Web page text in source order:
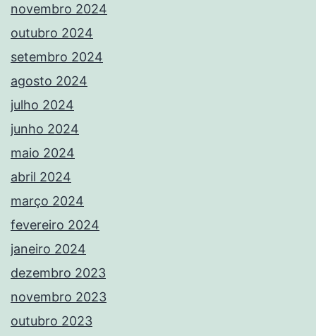
novembro 2024
outubro 2024
setembro 2024
agosto 2024
julho 2024
junho 2024
maio 2024
abril 2024
março 2024
fevereiro 2024
janeiro 2024
dezembro 2023
novembro 2023
outubro 2023